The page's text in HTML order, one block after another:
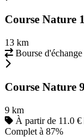
Course Nature
13 km
Bourse d'échange
Course Nature
9 km
À partir de 11.0 €
Complet à 87%